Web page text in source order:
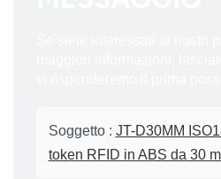
Soggetto : JT-D30MM
token RFID in ABS da 30